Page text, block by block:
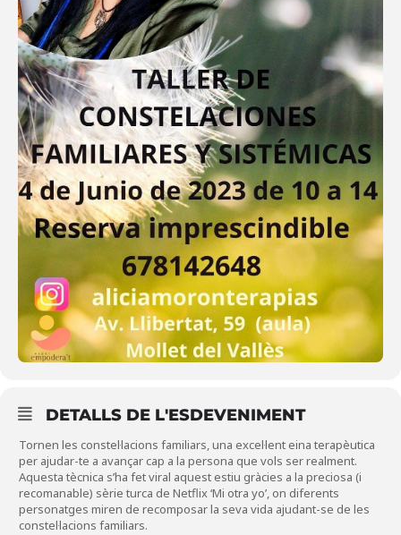
DETALLS DE L'ESDEVENIMENT
Tornen les constel·lacions familiars, una excel·lent eina terapèutica
per ajudar-te a avançar cap a la persona que vols ser realment.
Aquesta tècnica s’ha fet viral aquest estiu gràcies a la preciosa (i
recomanable) sèrie turca de Netflix ‘Mi otra yo’, on diferents
personatges miren de recomposar la seva vida ajudant-se de les
constel·lacions familiars.